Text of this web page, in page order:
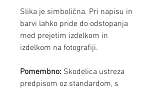
Slika je simbolična. Pri napisu in
barvi lahko pride do odstopanja
med prejetim izdelkom in
izdelkom na fotografiji.
Pomembno: Skodelica ustreza
predpisom oz standardom, s